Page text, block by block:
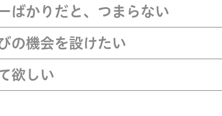
ばかりだと、つまらない
の機会を設けたい
欲しい